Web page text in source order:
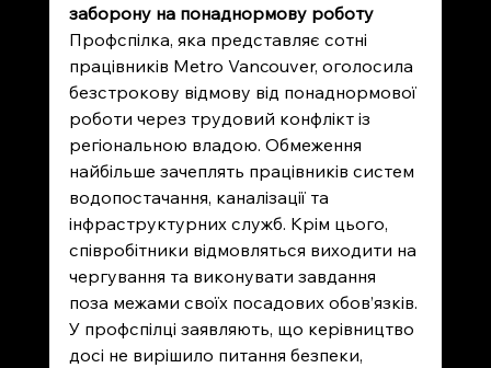
заборону на понаднормову роботу
Профспілка, яка представляє сотні
працівників Metro Vancouver, оголосила
безстрокову відмову від понаднормової
роботи через трудовий конфлікт із
регіональною владою. Обмеження
найбільше зачеплять працівників систем
водопостачання, каналізації та
інфраструктурних служб. Крім цього,
співробітники відмовляться виходити на
чергування та виконувати завдання
поза межами своїх посадових обов’язків.
У профспілці заявляють, що керівництво
досі не вирішило питання безпеки,